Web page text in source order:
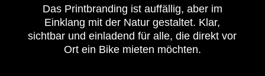
Das Printbranding ist auffällig, aber im
Einklang mit der Natur gestaltet. Klar,
sichtbar und einladend für alle, die direkt vor
Ort ein Bike mieten möchten.